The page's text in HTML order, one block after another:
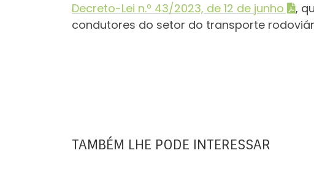
Decreto-Lei n.º 43/2023, de 12 de junho
,
condutores do setor do transporte
TAMBÉM LHE PODE INTERESSAR